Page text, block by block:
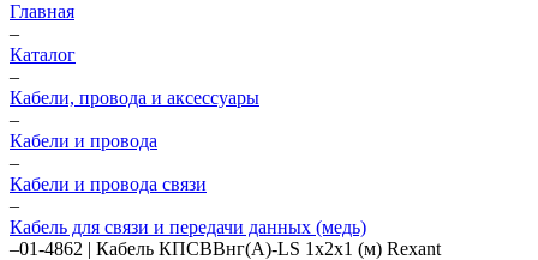
Главная
–
Каталог
–
Кабели, провода и аксессуары
–
Кабели и провода
–
Кабели и провода связи
–
Кабель для связи и передачи данных (медь)
–01-4862 | Кабель КПСВВнг(А)-LS 1х2х1 (м) Rexant